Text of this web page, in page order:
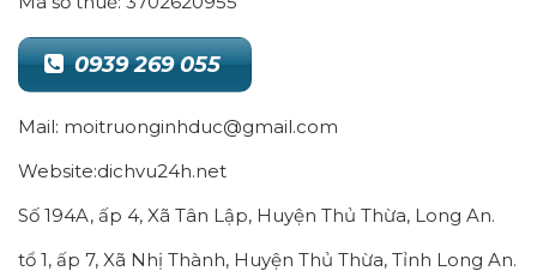
0939 269 055
Mail: moitruonginhduc@gmail.com
Website:dichvu24h.net
Số 194A, ấp 4, Xã Tân Lập, Huyện Thủ Thừa, Long An.
tổ 1, ấp 7, Xã Nhị Thành, Huyện Thủ Thừa, Tỉnh Long An.